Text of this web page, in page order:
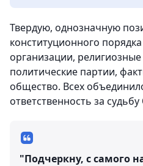
Твердую, однозначную
конституционного
организации,
политические партии,
общество. Всех
ответственность за
"Подчеркну, с самого